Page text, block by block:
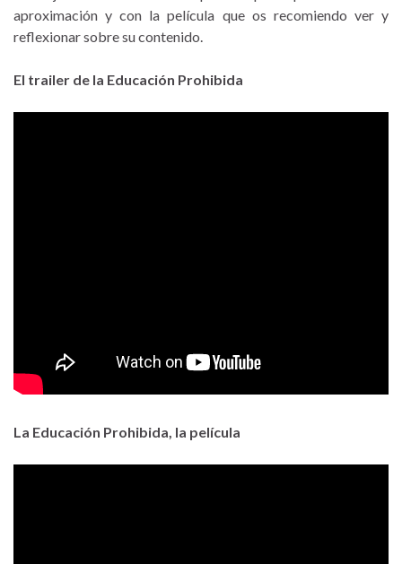
aproximación y con la película que os recomiendo ver y
reflexionar sobre su contenido.
El trailer de la Educación Prohibida
La Educación Prohibida, la película